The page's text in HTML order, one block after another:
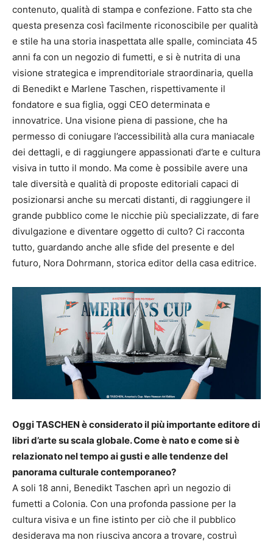
contenuto, qualità di stampa e confezione. Fatto sta che
questa presenza così facilmente riconoscibile per qualità
e stile ha una storia inaspettata alle spalle, cominciata 45
anni fa con un negozio di fumetti, e si è nutrita di una
visione strategica e imprenditoriale straordinaria, quella
di Benedikt e Marlene Taschen, rispettivamente il
fondatore e sua figlia, oggi CEO determinata e
innovatrice. Una visione piena di passione, che ha
permesso di coniugare l’accessibilità alla cura maniacale
dei dettagli, e di raggiungere appassionati d’arte e cultura
visiva in tutto il mondo. Ma come è possibile avere una
tale diversità e qualità di proposte editoriali capaci di
posizionarsi anche su mercati distanti, di raggiungere il
grande pubblico come le nicchie più specializzate, di fare
divulgazione e diventare oggetto di culto? Ci racconta
tutto, guardando anche alle sfide del presente e del
futuro, Nora Dohrmann, storica editor della casa editrice.
Oggi TASCHEN è considerato il più importante editore di
libri d’arte su scala globale. Come è nato e come si è
relazionato nel tempo ai gusti e alle tendenze del
panorama culturale contemporaneo?
A soli 18 anni, Benedikt Taschen aprì un negozio di
fumetti a Colonia. Con una profonda passione per la
cultura visiva e un fine istinto per ciò che il pubblico
desiderava ma non riusciva ancora a trovare, costruì